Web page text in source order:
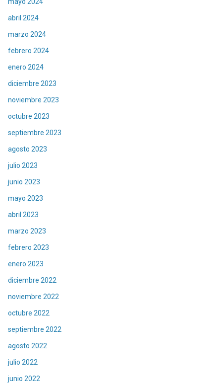
abril 2024
marzo 2024
febrero 2024
enero 2024
diciembre 2023
noviembre 2023
octubre 2023
septiembre 2023
agosto 2023
julio 2023
junio 2023
mayo 2023
abril 2023
marzo 2023
febrero 2023
enero 2023
diciembre 2022
noviembre 2022
octubre 2022
septiembre 2022
agosto 2022
julio 2022
junio 2022